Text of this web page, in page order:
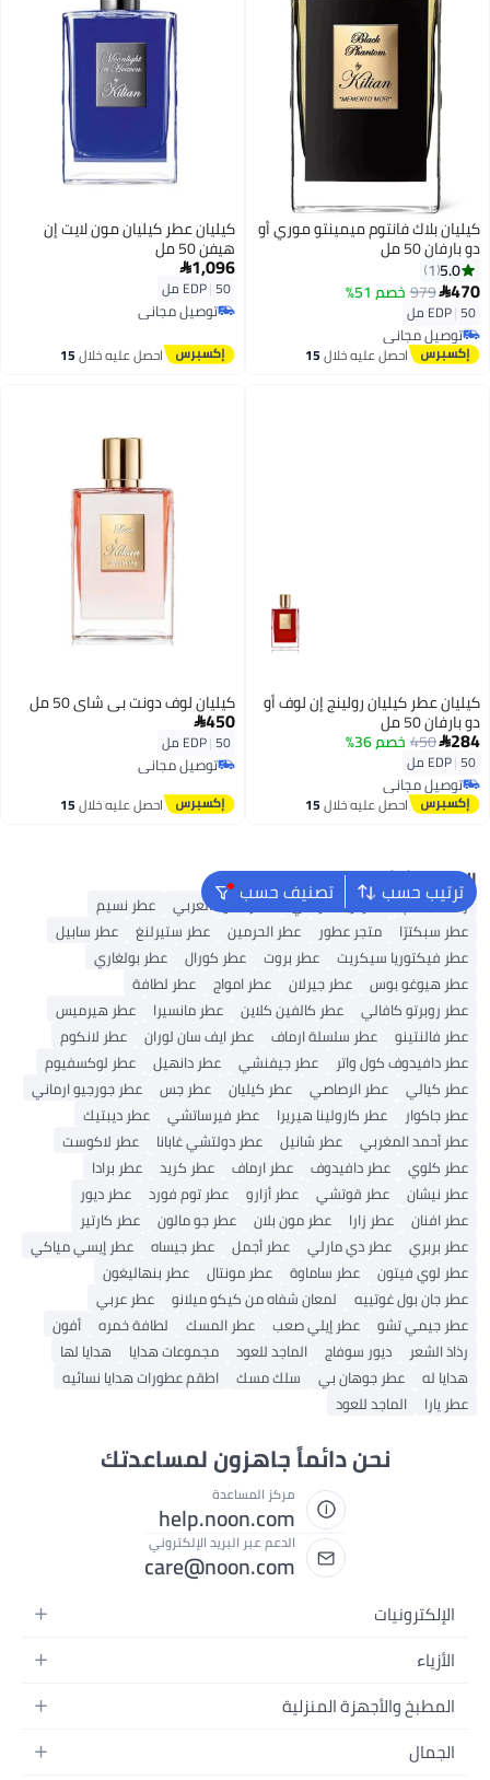
كيليان بلاك فانتوم ميمينتو موري أو
دو بارفان 50 مل
5.0
1
470
979 خصم 51%
EDP|50 مل
توصيل مجاني
توصيل مجانياحصل عليه خلال15
كيليان عطر كيليان مون لايت إن
هيفن 50 مل
1,096
EDP|50 مل
توصيل مجاني
توصيل مجاني
احصل عليه خلال15
كيليان عطر كيليان رولينج إن لوف أو
دو بارفان 50 مل
284
450 خصم 36%
EDP|50 مل
توصيل مجاني
توصيل مجانياحصل عليه خلال15
كيليان لوف دونت بي شاي 50 مل
450
EDP|50 مل
توصيل مجاني
توصيل مجاني
احصل عليه خلال15
ترتيب حسب تصنيف حسب البحث الشائع
رذاذ للجسم عطر أريانا غراندي عطر العود العربي
عطر نسيم
عطر سبكترّا
متجر عطور عطر الحرمين عطر ستيرلنغ
عطر سابيل
عطر فيكتوريا سيكريت
عطر بروت عطر كورال
عطر بولغاري
عطر هيوغو بوس
عطر جيرلان عطر امواج
عطر لطافة
عطر روبرتو كافالي
عطر كالفين كلاين عطر مانسيرا
عطر هيرميس
عطر فالنتينو
عطر سلسلة ارماف عطر ايف سان لوران
عطر لانكوم
عطر دافيدوف كول واتر
عطر جيفنشي عطر دانهيل
عطر لوكسفيوم
عطر كيالي
عطر الرصاصي عطر كيليان عطر جس
عطر جورجيو ارماني
عطر جاكوار
عطر كارولينا هيريرا عطر فيرساتشي
عطر ديبتيك
عطر أحمد المغربي
عطر شانيل عطر دولتشي غابانا
عطر لاكوست
عطر كلوي
عطر دافيدوف عطر ارماف عطر كريد
عطر برادا
عطر نيشان
عطر قوتشي عطر أزارو عطر توم فورد
عطر ديور
عطر افنان
عطر زارا عطر مون بلان عطر جو مالون
عطر كارتير
عطر بربري
عطر دي مارلي عطر أجمل عطر جيساه
عطر إيسي مياكي
عطر لوي فيتون
عطر ساماوة عطر مونتال
عطر بنهاليغون
عطر جان بول غوتييه
لمعان شفاه من كيكو ميلانو
عطر عربي
عطر جيمي تشو
عطر إيلي صعب عطر المسك لطافة خمره
أفون
رذاذ الشعر
ديور سوفاج الماجد للعود مجموعات هدايا
هدايا لها
هدايا له
عطر جوهان بي سلك مسك
اطقم عطورات هدايا نسائيه
عطر يارا
الماجد للعود
نحن دائماً جاهزون لمساعدتك
مركز المساعدة
help.noon.com
الدعم عبر البريد الإلكتروني
care@noon.com
الإلكترونيات
الهواتف المتحركة
أجهزة الكمبيوتر المحمولة
التلفزيونات
الأزياء
أحذية رياضية رجالية
الساعات
المطبخ والأجهزة المنزلية
الأجهزة الكبيرة
الجمال